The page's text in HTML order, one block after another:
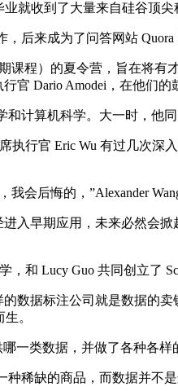
收到了大量来自硅谷顶尖
后来成为了问答网站
程）的夏令营，旨在将有
官 Dario Amodei，在他们
计算机科学。大一时，他
行官 Eric Wu 有过几次深
后悔的，”Alexander
入早期应用，未来必然会
和 Lucy Guo 共同创立了
据标注公司就是数据的卖
。
类数据，并做了各种各
稀缺的商品，而数据并不